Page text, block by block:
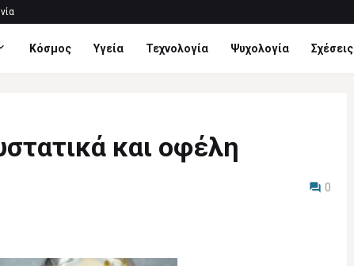
Κόσμος Υγεία Τεχνολογία Ψυχολογία Σχέσεις
και οφέλη
0